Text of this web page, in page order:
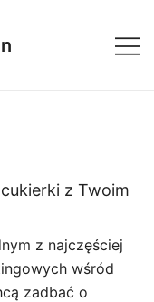
z Twoim
z najczęściej
wśród
zadbać o